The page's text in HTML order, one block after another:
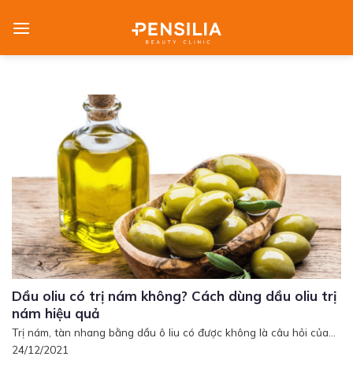
Dầu oliu có trị nám không? Cách dùng dầu oliu trị
nám hiệu quả
Trị nám, tàn nhang bằng dầu ô liu có được không là câu hỏi của...
24/12/2021